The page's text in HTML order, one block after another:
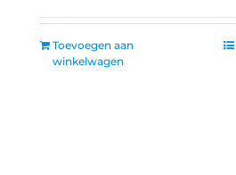
Toevoegen aan
winkelwagen